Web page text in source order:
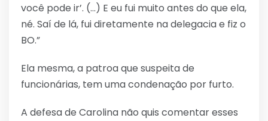
você pode ir’. (…) E eu fui muito antes do que ela,
né. Saí de lá, fui diretamente na delegacia e fiz o
BO.”
Ela mesma, a patroa que suspeita de
funcionárias, tem uma condenação por furto.
A defesa de Carolina não quis comentar esses